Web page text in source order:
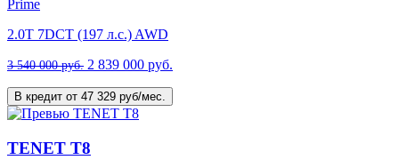
Prime
2.0T 7DCT (197 л.с.) AWD
3 540 000 руб. 2 839 000 руб.
В кредит от 47 329 руб/мес.
TENET T8